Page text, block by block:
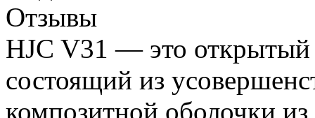
Отзывы
HJC V31 — это открытый
состоящий из
композитной оболочки из